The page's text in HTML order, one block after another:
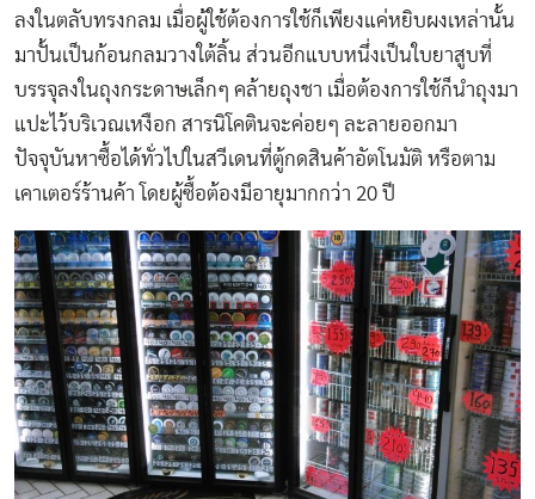
ลงในตลับทรงกลม เมื่อผู้ใช้ต้องการใช้ก็เพียงแค่หยิบผงเหล่านั้น
มาปั้นเป็นก้อนกลมวางใต้ลิ้น ส่วนอีกแบบหนึ่งเป็นใบยาสูบที่
บรรจุลงในถุงกระดาษเล็กๆ คล้ายถุงชา เมื่อต้องการใช้ก็นำถุงมา
แปะไว้บริเวณเหงือก สารนิโคตินจะค่อยๆ ละลายออกมา
ปัจจุบันหาซื้อได้ทั่วไปในสวีเดนที่ตู้กดสินค้าอัตโนมัติ หรือตาม
เคาเตอร์ร้านค้า โดยผู้ซื้อต้องมีอายุมากกว่า 20 ปี